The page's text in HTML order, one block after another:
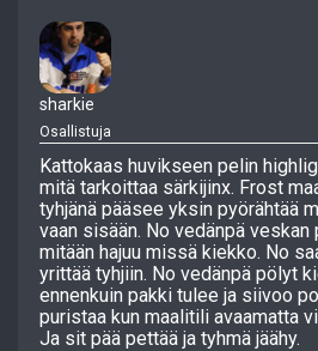
sharkie
Osallistuja
Kattokaas huvikseen pelin
mitä tarkoittaa särkijinx. Frost
tyhjänä pääsee yksin pyörähtää
vaan sisään. No vedänpä veskan
mitään hajuu missä kiekko. No
yrittää tyhjiin. No vedänpä pölyt
ennenkuin pakki tulee ja siivoo
puristaa kun maalitili avaamatta
Ja sit pää pettää ja tyhmä jäähy.